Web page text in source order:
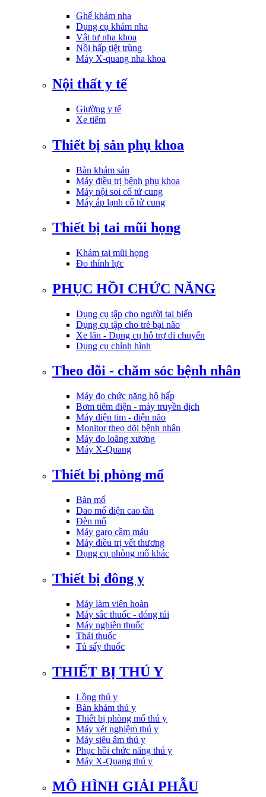
Ghế khám nha
Dụng cụ khám nha
Vật tư nha khoa
Nồi hấp tiệt trùng
Máy X-quang nha khoa
Nội thất y tế
Giường y tế
Xe tiêm
Thiết bị sản phụ khoa
Bàn khám sản
Máy điều trị bệnh phụ khoa
Máy nội soi cổ tử cung
Máy áp lạnh cổ tử cung
Thiết bị tai mũi họng
Khám tai mũi họng
Đo thính lực
PHỤC HỒI CHỨC NĂNG
Dụng cụ tập cho người tai biến
Dụng cụ tập cho trẻ bại não
Xe lăn - Dụng cụ hỗ trợ di chuyển
Dụng cụ chỉnh hình
Theo dõi - chăm sóc bệnh nhân
Máy đo chức năng hô hấp
Bơm tiêm điện - máy truyền dịch
Máy điện tim - điện não
Monitor theo dõi bệnh nhân
Máy đo loãng xương
Máy X-Quang
Thiết bị phòng mổ
Bàn mổ
Dao mổ điện cao tần
Đèn mổ
Máy garo cầm máu
Máy điều trị vết thương
Dụng cụ phòng mổ khác
Thiết bị đông y
Máy làm viên hoàn
Máy sắc thuốc - đóng túi
Máy nghiền thuốc
Thái thuốc
Tủ sấy thuốc
THIẾT BỊ THÚ Y
Lồng thú y
Bàn khám thú y
Thiết bị phòng mổ thú y
Máy xét nghiệm thú y
Máy siêu âm thú y
Phục hồi chức năng thú y
Máy X-Quang thú y
MÔ HÌNH GIẢI PHẪU